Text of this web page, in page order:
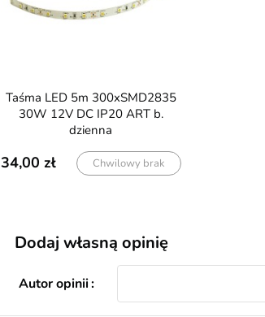
Taśma LED 5m 300xSMD2835
30W 12V DC IP20 ART b.
dzienna
34,00 Chwilowy brak
Dodaj własną opinię
Autor opinii